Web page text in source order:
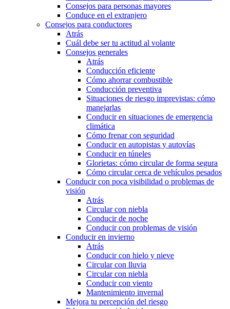
Consejos para personas mayores
Conduce en el extranjero
Consejos para conductores
Atrás
Cuál debe ser tu actitud al volante
Consejos generales
Atrás
Conducción eficiente
Cómo ahorrar combustible
Conducción preventiva
Situaciones de riesgo imprevistas: cómo
manejarlas
Conducir en situaciones de emergencia
climática
Cómo frenar con seguridad
Conducir en autopistas y autovías
Conducir en túneles
Glorietas: cómo circular de forma segura
Cómo circular cerca de vehículos pesados
Conducir con poca visibilidad o problemas de
visión
Atrás
Circular con niebla
Conducir de noche
Conducir con problemas de visión
Conducir en invierno
Atrás
Conducir con hielo y nieve
Circular con lluvia
Circular con niebla
Conducir con viento
Mantenimiento invernal
Mejora tu percepción del riesgo